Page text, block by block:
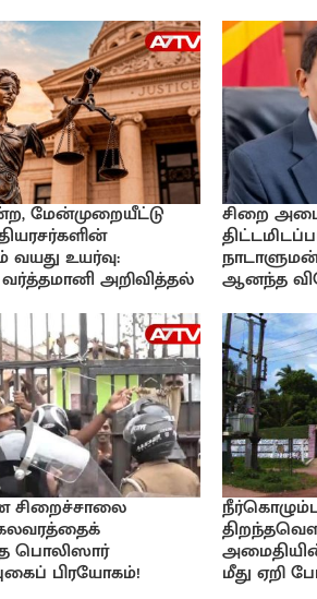
மேன்முறையீட்டு
வயது உயர்வு:
அறிவித்தல்
சிறை
ஆனந்த
பொலிஸார்
பிரயோகம்! மீது ஏறி